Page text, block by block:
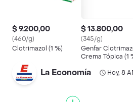
$ 9.200,00
(460/g)
Clotrimazol (1 %)
$ 13.800,00
(345/g)
Genfar
Crema Tópica (1
La Economía Hoy, 8